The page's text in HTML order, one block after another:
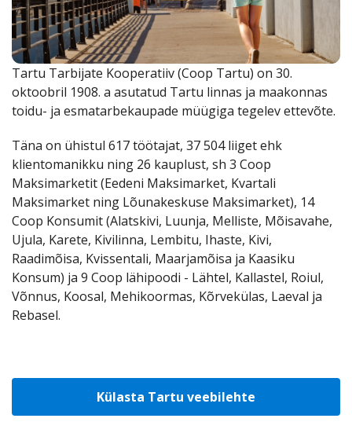
Coop
Pank
Tartu Tarbijate Kooperatiiv (Coop Tartu) on 30.
oktoobril 1908. a asutatud Tartu linnas ja maakonnas
toidu- ja esmatarbekaupade müügiga tegelev ettevõte.
Täna on ühistul 617 töötajat, 37 504 liiget ehk
klientomanikku ning 26 kauplust, sh 3 Coop
Maksimarketit (Eedeni Maksimarket, Kvartali
Maksimarket ning Lõunakeskuse Maksimarket), 14
Coop Konsumit (Alatskivi, Luunja, Melliste, Mõisavahe,
Ujula, Karete, Kivilinna, Lembitu, Ihaste, Kivi,
Raadimõisa, Kvissentali, Maarjamõisa ja Kaasiku
Konsum) ja 9 Coop lähipoodi - Lähtel, Kallastel, Roiul,
Võnnus, Koosal, Mehikoormas, Kõrvekülas, Laeval ja
Rebasel.
Külasta Tartu veebilehte